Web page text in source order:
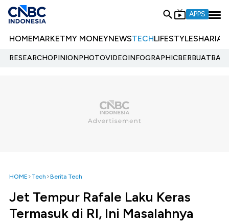
APPS
HOMEMARKETMY MONEYNEWSTECHLIFESTYLESHARIA
RESEARCHOPINIONPHOTOVIDEOINFOGRAPHIC
HOME Tech Berita Tech
Jet Tempur Rafale Laku Keras
Termasuk di RI, Ini Masalahnya